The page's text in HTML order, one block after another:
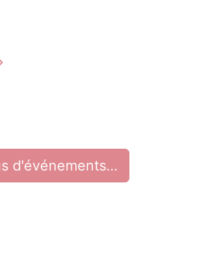
d'événements…